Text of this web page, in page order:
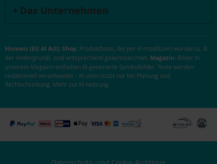
Das Unternehmen
Hinweis (EU AI Act):Shop: Produktfotos, die per KI modifiziert wurden (z. B.
der Hintergrund), sind entsprechend gekennzeichnet. Magazin: Bilder in
unserem Magazin enthalten KI-generierte Symbolbilder. Texte werden
redaktionell verantwortet – KI unterstützt nur bei Planung und
Rechtschreibung. Mehr zur KI-Nutzung.